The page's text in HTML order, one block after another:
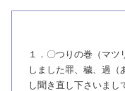
１．〇つりの巻（マ
しました罪、穢、過（
し聞き直し下さいまし